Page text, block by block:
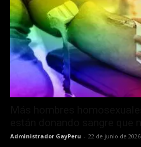
Administrador GayPeru - 22 de junio de 2026